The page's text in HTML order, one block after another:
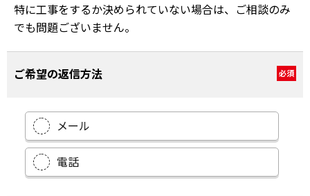
特に工事をするか決められていない場合は、ご相談のみ
でも問題ございません。
ご希望の返信方法 必須
メール
電話